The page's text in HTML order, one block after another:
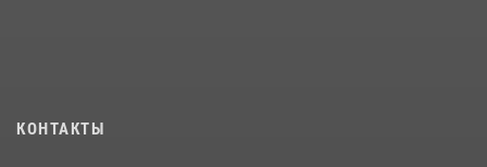
КОНТАКТЫ